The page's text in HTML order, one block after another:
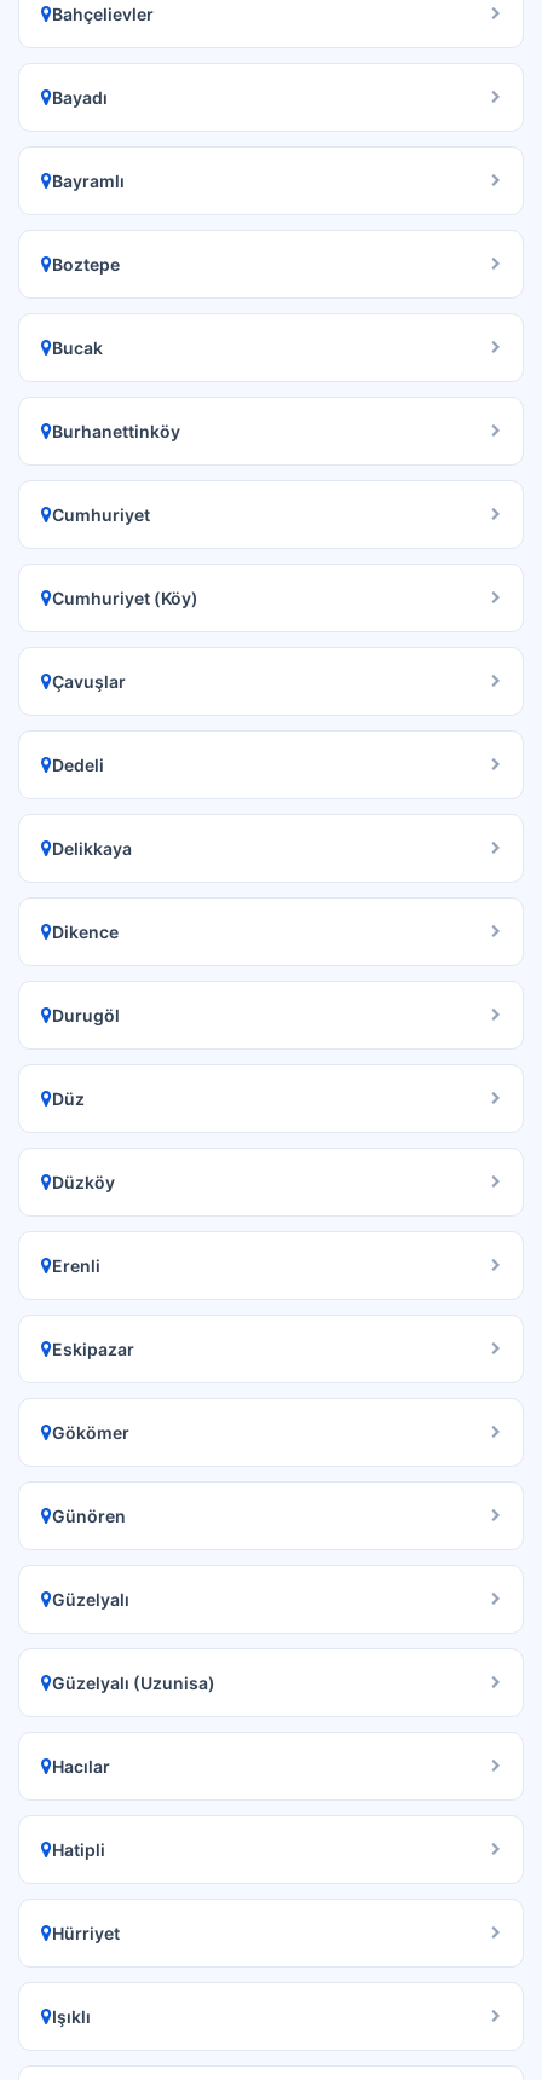
Bahçelievler
Bayadı
Bayramlı
Boztepe
Bucak
Burhanettinköy
Cumhuriyet
Cumhuriyet (Köy)
Çavuşlar
Dedeli
Delikkaya
Dikence
Durugöl
Düz
Düzköy
Erenli
Eskipazar
Gökömer
Günören
Güzelyalı
Güzelyalı (Uzunisa)
Hacılar
Hatipli
Hürriyet
Işıklı